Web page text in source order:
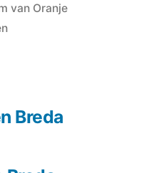
van Oranje
Breda